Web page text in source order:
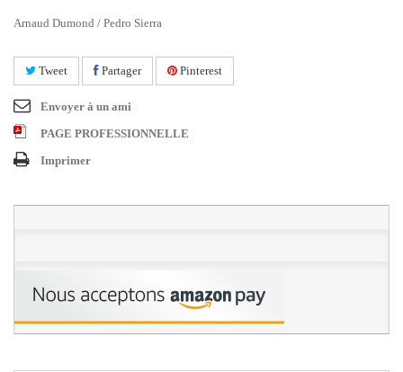
Arnaud Dumond / Pedro Sierra
Tweet Partager Pinterest
Envoyer à un ami
PAGE PROFESSIONNELLE
Imprimer